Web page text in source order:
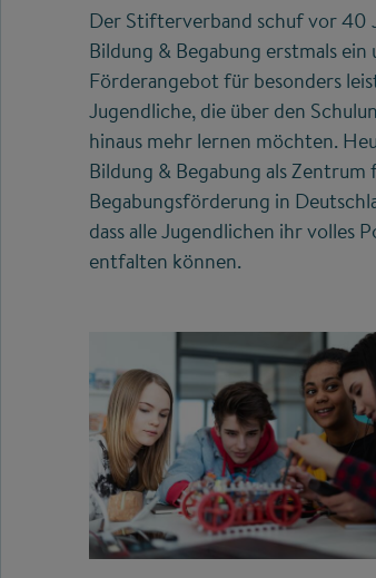
Der Stifterverband schuf vor 40
Bildung & Begabung erstmals ein
Förderangebot für besonders
Jugendliche, die über den
hinaus mehr lernen möchten.
Bildung & Begabung als Zentrum
Begabungsförderung in
dass alle Jugendlichen ihr volles
entfalten können.